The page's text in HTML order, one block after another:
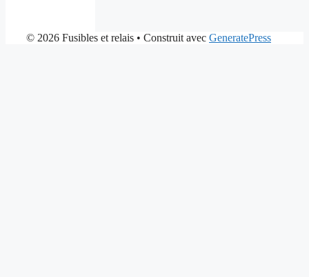
© 2026 Fusibles et relais • Construit avec GeneratePress